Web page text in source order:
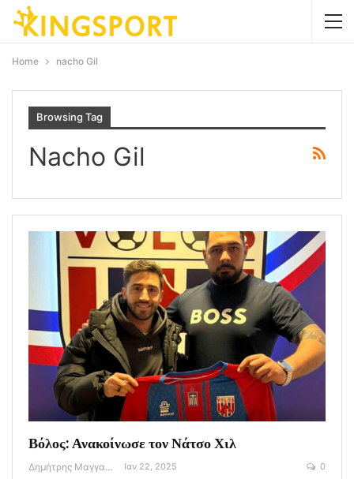
Home nacho Gil
Browsing Tag
Nacho Gil
Βόλος: Ανακοίνωσε τον Νάτσο Χιλ
Δημήτρης Μαγγανάρης Ιαν 22, 2025 0